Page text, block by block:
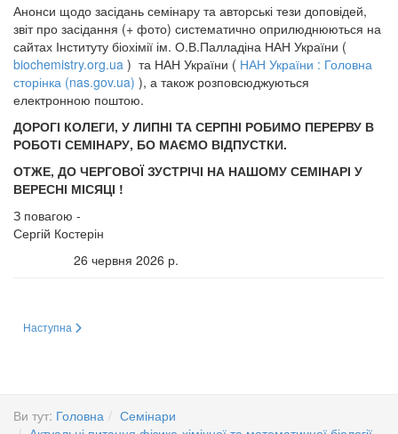
Анонси щодо засідань семінару та авторські тези доповідей,
звіт про засідання (+ фото) систематично оприлюднюються на
сайтах Інституту біохімії ім. О.В.Палладіна НАН України (
biochemistry.org.ua ) та НАН України ( НАН України : Головна
сторінка (nas.gov.ua) ), а також розповсюджуються
електронною поштою.
ДОРОГІ КОЛЕГИ, У ЛИПНІ ТА СЕРПНІ РОБИМО ПЕРЕРВУ В
РОБОТІ СЕМІНАРУ, БО МАЄМО ВІДПУСТКИ.
ОТЖЕ, ДО ЧЕРГОВОЇ ЗУСТРІЧІ НА НАШОМУ СЕМІНАРІ У
ВЕРЕСНІ МІСЯЦІ !
З повагою -
Сергій Костерін
26 червня 2026 р.
Наступна стаття: Міждисциплінарний загальноакадемічний семінар у
Наступна
Ви тут: Головна
Семінари